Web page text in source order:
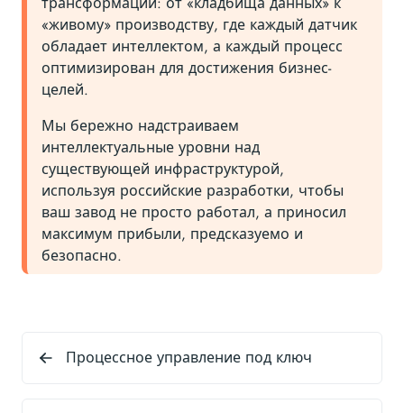
«живому» производству, где каждый датчик
обладает интеллектом, а каждый процесс
оптимизирован для достижения бизнес-
целей.
Мы бережно надстраиваем
интеллектуальные уровни над
существующей инфраструктурой,
используя российские разработки, чтобы
ваш завод не просто работал, а приносил
максимум прибыли, предсказуемо и
безопасно.
Процессное управление под ключ